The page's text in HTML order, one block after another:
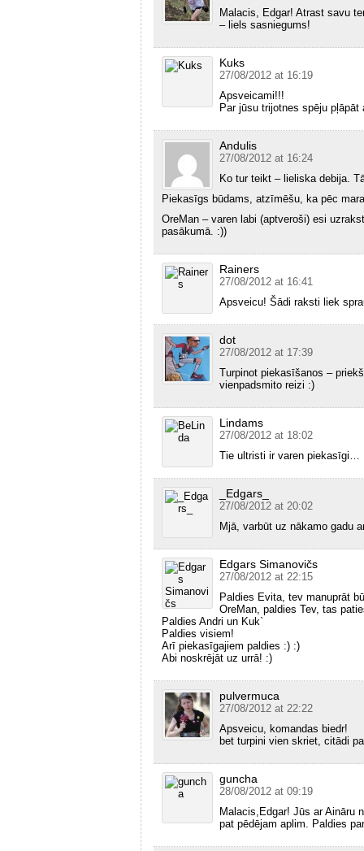
Malacis, Edgar! Atrast savu
– liels sasniegums!
Kuks
27/08/2012 at 16:19
Apsveicami!!!
Par jūsu trijotnes spēju
Andulis
27/08/2012 at 16:24
Ko tur teikt – lieliska debija.
Piekasīgs būdams, atzīmēšu, ka pēc
OreMan – varen labi (aptveroši) esi
pasākumā. :))
Rainers
27/08/2012 at 16:41
Apsveicu! Šādi raksti liek
dot
27/08/2012 at 17:39
Turpinot piekasīšanos –
vienpadsmito reizi :)
Lindams
27/08/2012 at 18:02
Tie ultristi ir varen piekasīgi…
_Edgars_
27/08/2012 at 20:02
Mjā, varbūt uz nākamo gadu
Edgars Simanovičs
27/08/2012 at 22:15
Paldies Evita, tev manuprāt
OreMan, paldies Tev, tas
Paldies Andri un Kuk`
Paldies visiem!
Arī piekasīgajiem paldies :) :)
Abi noskrējāt uz urrā! :)
pulvermuca
27/08/2012 at 22:22
Apsveicu, komandas biedr!
bet turpini vien skriet, citādi
guncha
28/08/2012 at 09:19
Malacis,Edgar! Jūs ar Aināru
pat pēdējam aplim. Paldies